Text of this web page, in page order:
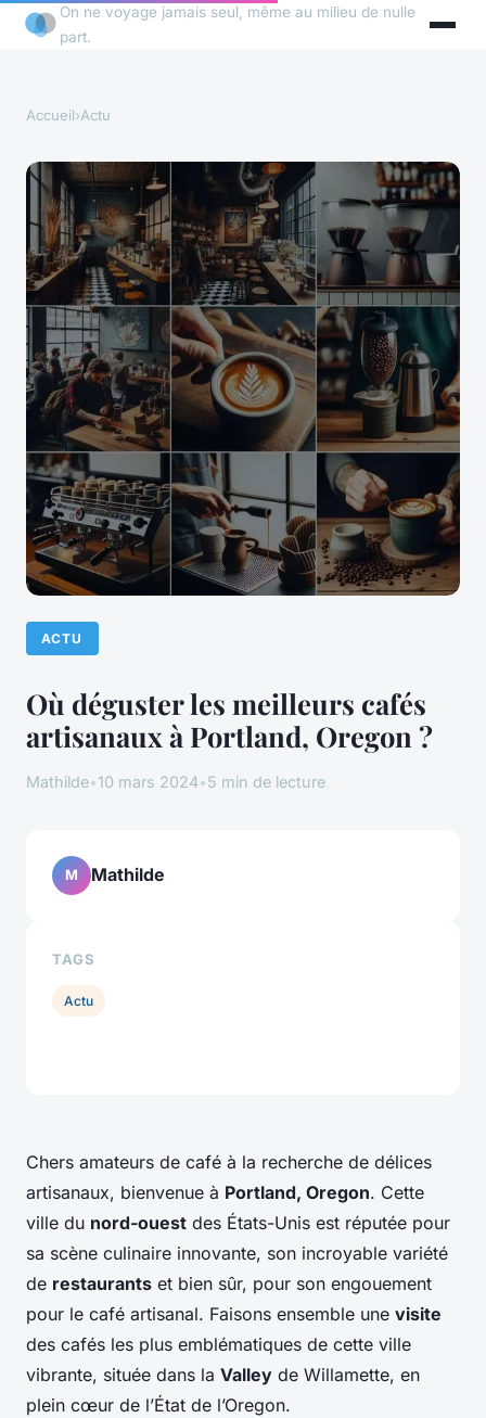
On ne voyage jamais seul, même au milieu de nulle
part.
Accueil›Actu
ACTU
Où déguster les meilleurs cafés
artisanaux à Portland, Oregon ?
Mathilde•10 mars 2024•5 min de lecture
Chers amateurs de café à la recherche de délices
artisanaux, bienvenue à Portland, Oregon. Cette
ville du nord-ouest des États-Unis est réputée pour
sa scène culinaire innovante, son incroyable variété
de restaurants et bien sûr, pour son engouement
pour le café artisanal. Faisons ensemble une visite
des cafés les plus emblématiques de cette ville
vibrante, située dans la Valley de Willamette, en
plein cœur de l’État de l’Oregon.
M Mathilde
TAGS
Actu